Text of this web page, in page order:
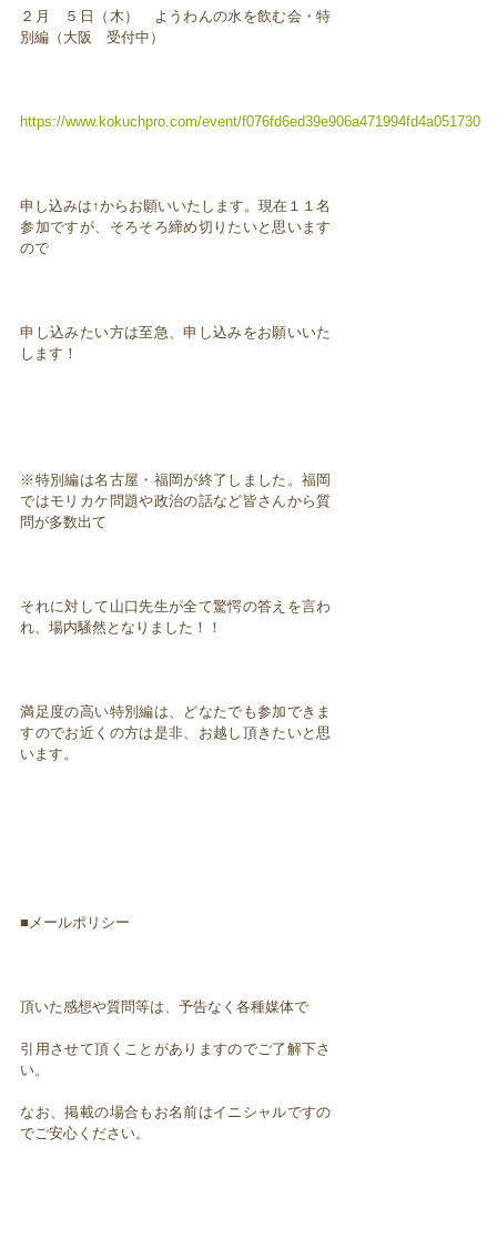
２月 ５日（木） ようわんの水を飲む会・特
別編（大阪 受付中）
https://www.kokuchpro.com/event/f076fd6ed39e906a471994fd4a051730
申し込みは↑からお願いいたします。現在１１名
参加ですが、そろそろ締め切りたいと思います
ので
申し込みたい方は至急、申し込みをお願いいた
します！
※特別編は名古屋・福岡が終了しました。福岡
ではモリカケ問題や政治の話など皆さんから質
問が多数出て
それに対して山口先生が全て驚愕の答えを言わ
れ、場内騒然となりました！！
満足度の高い特別編は、どなたでも参加できま
すのでお近くの方は是非、お越し頂きたいと思
います。
■メールポリシー
頂いた感想や質問等は、予告なく各種媒体で
引用させて頂くことがありますのでご了解下さ
い。
なお、掲載の場合もお名前はイニシャルですの
でご安心ください。